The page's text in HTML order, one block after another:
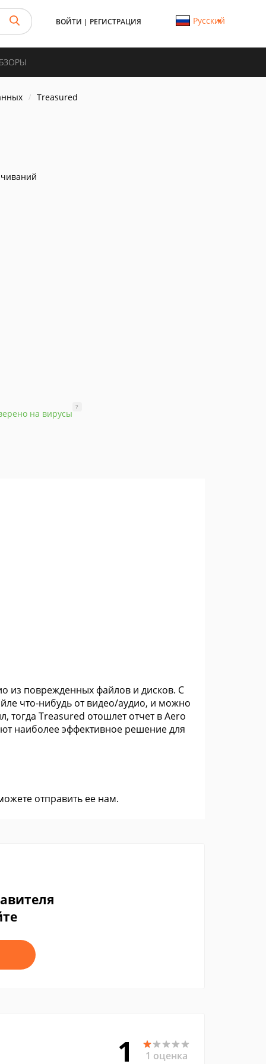
ВОЙТИ | РЕГИСТРАЦИЯ Русский
Treasured
на вирусы
?
из поврежденных файлов и дисков. С
что-нибудь от видео/аудио, и можно
тогда Treasured отошлет отчет в Aero
наиболее эффективное решение для
отправить ее нам.
1 1 оценка